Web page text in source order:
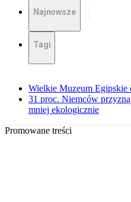
Najnowsze
Tagi
Wielkie Muzeum Egipskie
31 proc. Niemców
mniej ekologicznie
Promowane treści